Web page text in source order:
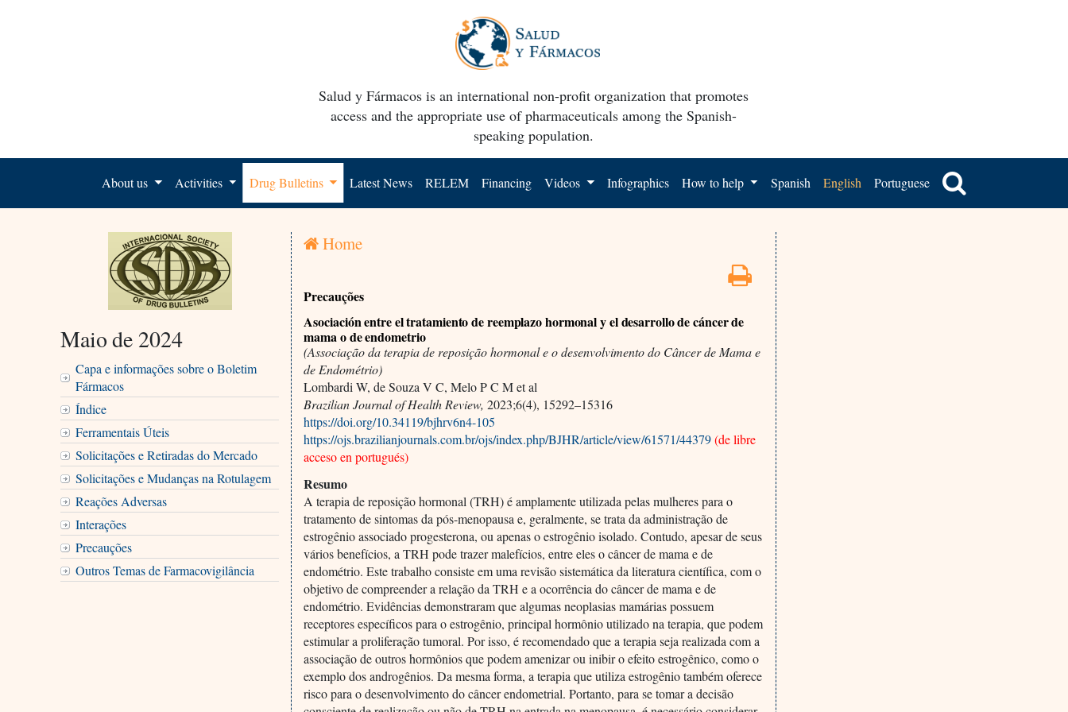
Salud y Fármacos is an international non-profit organization that promotes
access and the appropriate use of pharmaceuticals among the Spanish-
speaking population.
About us Activities Drug Bulletins Latest News RELEM Financing Videos Infographics How to help Spanish English Portuguese
Maio de 2024
Capa e informações sobre o Boletim
Fármacos
Índice
Ferramentais Úteis
Solicitações e Retiradas do Mercado
Solicitações e Mudanças na Rotulagem
Reações Adversas
Interações
Precauções
Outros Temas de Farmacovigilância
Home
Precauções
Asociación entre el tratamiento de reemplazo hormonal y el desarrollo de cáncer de
mama o de endometrio
(Associação da terapia de reposição hormonal e o desenvolvimento do Câncer de Mama e
de Endométrio)
Lombardi W, de Souza V C, Melo P C M et al
Brazilian Journal of Health Review, 2023;6(4), 15292–15316
https://doi.org/10.34119/bjhrv6n4-105
https://ojs.brazilianjournals.com.br/ojs/index.php/BJHR/article/view/61571/44379 (de libre
acceso en portugués)
Resumo
A terapia de reposição hormonal (TRH) é amplamente utilizada pelas mulheres para o
tratamento de sintomas da pós-menopausa e, geralmente, se trata da administração de
estrogênio associado progesterona, ou apenas o estrogênio isolado. Contudo, apesar de seus
vários benefícios, a TRH pode trazer malefícios, entre eles o câncer de mama e de
endométrio. Este trabalho consiste em uma revisão sistemática da literatura científica, com o
objetivo de compreender a relação da TRH e a ocorrência do câncer de mama e de
endométrio. Evidências demonstraram que algumas neoplasias mamárias possuem
receptores específicos para o estrogênio, principal hormônio utilizado na terapia, que podem
estimular a proliferação tumoral. Por isso, é recomendado que a terapia seja realizada com a
associação de outros hormônios que podem amenizar ou inibir o efeito estrogênico, como o
exemplo dos androgênios. Da mesma forma, a terapia que utiliza estrogênio também oferece
risco para o desenvolvimento do câncer endometrial. Portanto, para se tomar a decisão